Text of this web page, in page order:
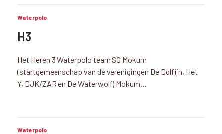
Waterpolo
H3
Het Heren 3 Waterpolo team SG Mokum
(startgemeenschap van de verenigingen De Dolfijn, Het
Y, DJK/ZAR en De Waterwolf) Mokum…
Waterpolo